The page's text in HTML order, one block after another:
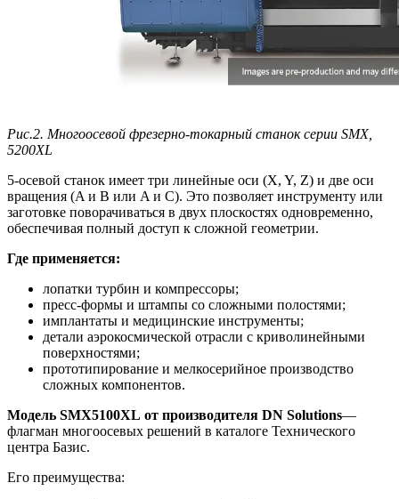
Рис.2. Многоосевой фрезерно-токарный станок серии SMX,
5200XL
5‑осевой станок имеет три линейные оси (X, Y, Z) и две оси
вращения (A и B или A и C). Это позволяет инструменту или
заготовке поворачиваться в двух плоскостях одновременно,
обеспечивая полный доступ к сложной геометрии.
Где применяется:
лопатки турбин и компрессоры;
пресс‑формы и штампы со сложными полостями;
имплантаты и медицинские инструменты;
детали аэрокосмической отрасли с криволинейными
поверхностями;
прототипирование и мелкосерийное производство
сложных компонентов.
Модель SMX5100XL от производителя DN Solutions—
флагман многоосевых решений в каталоге Технического
центра Базис.
Его преимущества: